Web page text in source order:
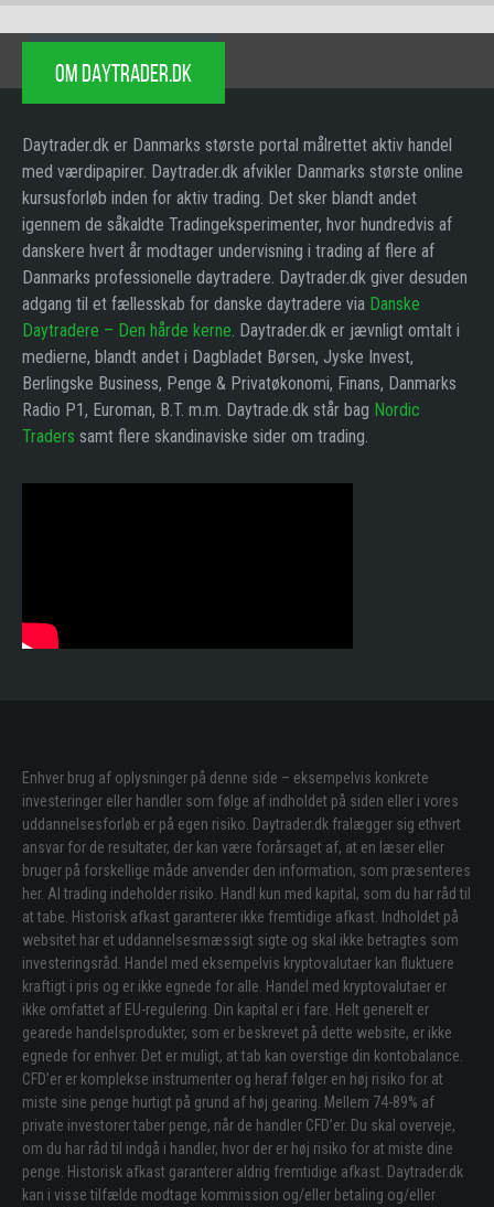
OM DAYTRADER.DK
Daytrader.dk er Danmarks største portal målrettet aktiv handel
med værdipapirer. Daytrader.dk afvikler Danmarks største online
kursusforløb inden for aktiv trading. Det sker blandt andet
igennem de såkaldte Tradingeksperimenter, hvor hundredvis af
danskere hvert år modtager undervisning i trading af flere af
Danmarks professionelle daytradere. Daytrader.dk giver desuden
adgang til et fællesskab for danske daytradere via Danske
Daytradere – Den hårde kerne. Daytrader.dk er jævnligt omtalt i
medierne, blandt andet i Dagbladet Børsen, Jyske Invest,
Berlingske Business, Penge & Privatøkonomi, Finans, Danmarks
Radio P1, Euroman, B.T. m.m. Daytrade.dk står bag Nordic
Traders samt flere skandinaviske sider om trading.
Enhver brug af oplysninger på denne side – eksempelvis konkrete
investeringer eller handler som følge af indholdet på siden eller i vores
uddannelsesforløb er på egen risiko. Daytrader.dk fralægger sig ethvert
ansvar for de resultater, der kan være forårsaget af, at en læser eller
bruger på forskellige måde anvender den information, som præsenteres
her. Al trading indeholder risiko. Handl kun med kapital, som du har råd til
at tabe. Historisk afkast garanterer ikke fremtidige afkast. Indholdet på
websitet har et uddannelsesmæssigt sigte og skal ikke betragtes som
investeringsråd. Handel med eksempelvis kryptovalutaer kan fluktuere
kraftigt i pris og er ikke egnede for alle. Handel med kryptovalutaer er
ikke omfattet af EU-regulering. Din kapital er i fare. Helt generelt er
gearede handelsprodukter, som er beskrevet på dette website, er ikke
egnede for enhver. Det er muligt, at tab kan overstige din kontobalance.
CFD’er er komplekse instrumenter og heraf følger en høj risiko for at
miste sine penge hurtigt på grund af høj gearing. Mellem 74-89% af
private investorer taber penge, når de handler CFD’er. Du skal overveje,
om du har råd til indgå i handler, hvor der er høj risiko for at miste dine
penge. Historisk afkast garanterer aldrig fremtidige afkast. Daytrader.dk
kan i visse tilfælde modtage kommission og/eller betaling og/eller